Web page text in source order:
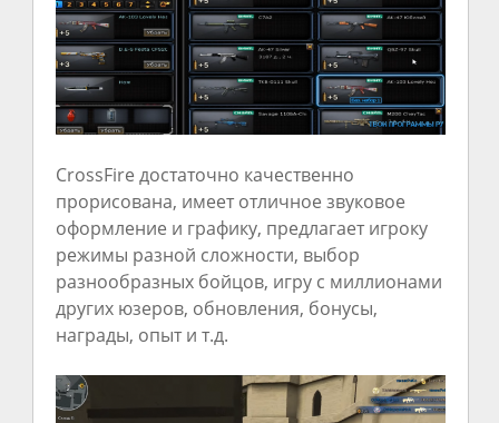
CrossFire достаточно качественно
прорисована, имеет отличное звуковое
оформление и графику, предлагает игроку
режимы разной сложности, выбор
разнообразных бойцов, игру с миллионами
других юзеров, обновления, бонусы,
награды, опыт и т.д.